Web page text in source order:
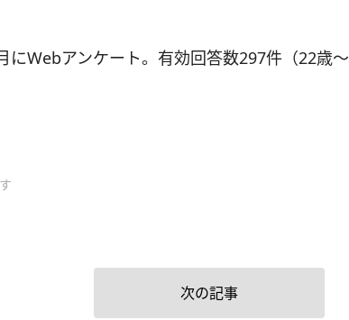
Webアンケート。有効回答数297件（22歳～
次の記事